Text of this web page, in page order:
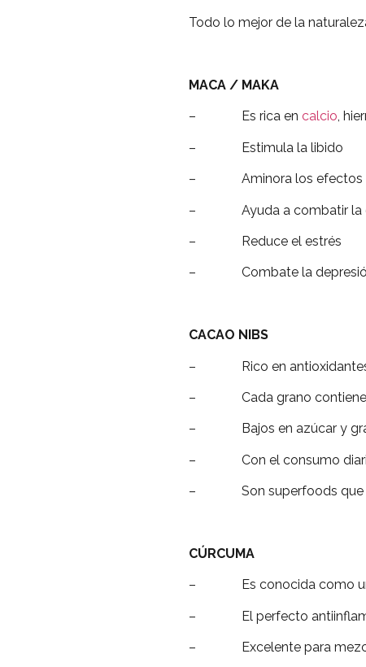
Todo lo mejor de la
MACA / MAKA
– Es rica en calcio,
– Estimula la libido
– Aminora los efectos
– Ayuda a combatir la
– Reduce el estrés
– Combate la
CACAO NIBS
– Rico en
– Cada grano contiene
– Bajos en azúcar y
– Con el consumo diario
– Son superfoods que
CÚRCUMA
– Es conocida como
– El perfecto
– Excelente para